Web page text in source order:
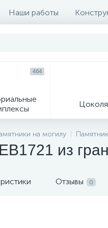
Наши работы
464
Цоколя
Декор на памятник
на могилу
из
Отзывы 0